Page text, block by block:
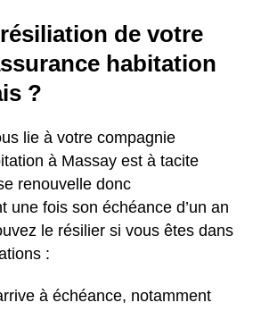
de votre
habitation
?
lie à votre compagnie
à Massay est à tacite
renouvelle donc
une fois son échéance d’un an
le résilier si vous êtes dans
:
à échéance, notamment